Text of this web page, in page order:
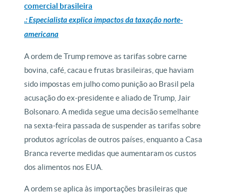
comercial brasileira
.: Especialista explica impactos da taxação norte-
americana
A ordem de Trump remove as tarifas sobre carne
bovina, café, cacau e frutas brasileiras, que haviam
sido impostas em julho como punição ao Brasil pela
acusação do ex-presidente e aliado de Trump, Jair
Bolsonaro. A medida segue uma decisão semelhante
na sexta-feira passada de suspender as tarifas sobre
produtos agrícolas de outros países, enquanto a Casa
Branca reverte medidas que aumentaram os custos
dos alimentos nos EUA.
A ordem se aplica às importações brasileiras que